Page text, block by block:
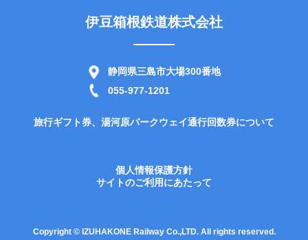
伊豆箱根鉄道株式会社
静岡県三島市大場300番地
055-977-1201
旅行ギフト券、湯河原パークウェイ通行回数券について
個人情報保護方針
サイトのご利用にあたって
Copyright © IZUHAKONE Railway Co.,LTD. All rights reserved.